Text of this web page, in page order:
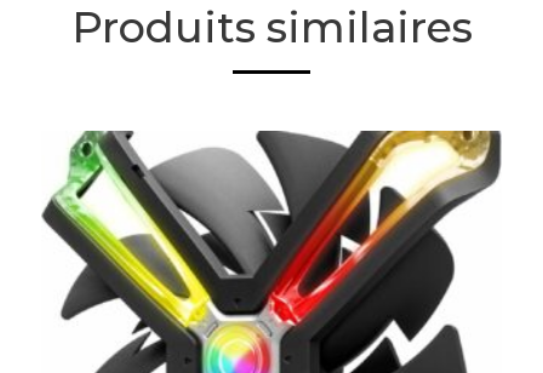
Produits similaires